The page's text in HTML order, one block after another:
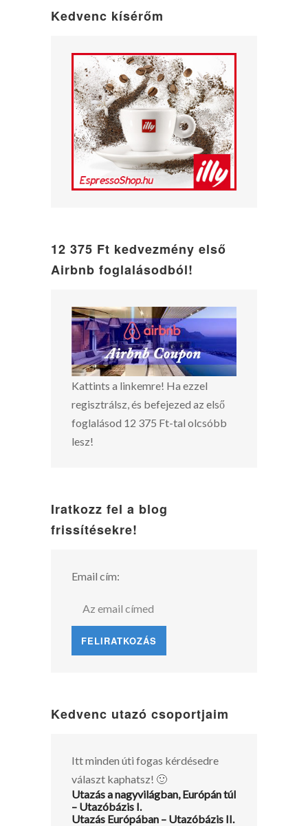
Kedvenc kísérőm
12 375 Ft kedvezmény első
Airbnb foglalásodból!
Kattints a linkemre! Ha ezzel
regisztrálsz, és befejezed az első
foglalásod 12 375 Ft-tal olcsóbb
lesz!
Iratkozz fel a blog
frissítésekre!
Email cím:
Kedvenc utazó csoportjaim
Itt minden úti fogas kérdésedre
választ kaphatsz! 🙂
Utazás a nagyvilágban, Európán túl
– Utazóbázis I.
Utazás Európában – Utazóbázis II.